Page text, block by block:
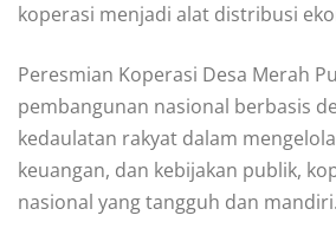
koperasi menjadi alat distribusi
Peresmian Koperasi Desa Merah
pembangunan nasional berbasis
kedaulatan rakyat dalam
keuangan, dan kebijakan publik,
nasional yang tangguh dan mandiri.